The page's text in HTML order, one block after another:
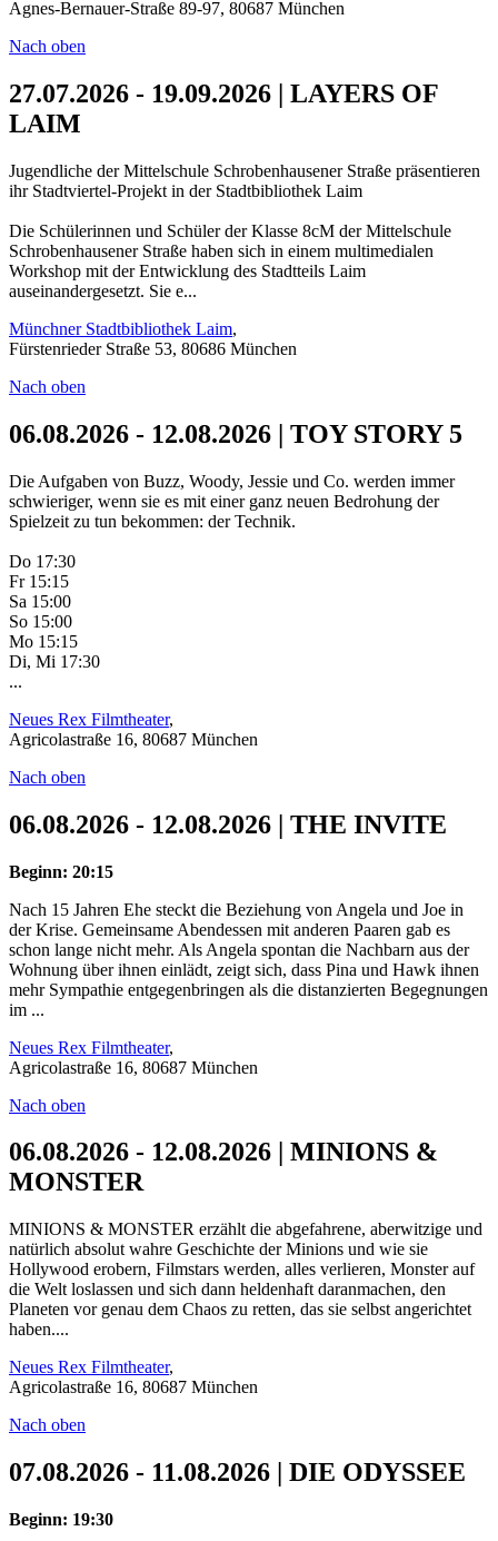
Agnes-Bernauer-Straße 89-97, 80687 München
Nach oben
27.07.2026 - 19.09.2026 | LAYERS OF
LAIM
Jugendliche der Mittelschule Schrobenhausener Straße präsentieren
ihr Stadtviertel-Projekt in der Stadtbibliothek Laim
Die Schülerinnen und Schüler der Klasse 8cM der Mittelschule
Schrobenhausener Straße haben sich in einem multimedialen
Workshop mit der Entwicklung des Stadtteils Laim
auseinandergesetzt. Sie e...
Münchner Stadtbibliothek Laim,
Fürstenrieder Straße 53, 80686 München
Nach oben
06.08.2026 - 12.08.2026 | TOY STORY 5
Die Aufgaben von Buzz, Woody, Jessie und Co. werden immer
schwieriger, wenn sie es mit einer ganz neuen Bedrohung der
Spielzeit zu tun bekommen: der Technik.
Do 17:30
Fr 15:15
Sa 15:00
So 15:00
Mo 15:15
Di, Mi 17:30
...
Neues Rex Filmtheater,
Agricolastraße 16, 80687 München
Nach oben
06.08.2026 - 12.08.2026 | THE INVITE
Beginn: 20:15
Nach 15 Jahren Ehe steckt die Beziehung von Angela und Joe in
der Krise. Gemeinsame Abendessen mit anderen Paaren gab es
schon lange nicht mehr. Als Angela spontan die Nachbarn aus der
Wohnung über ihnen einlädt, zeigt sich, dass Pina und Hawk ihnen
mehr Sympathie entgegenbringen als die distanzierten Begegnungen
im ...
Neues Rex Filmtheater,
Agricolastraße 16, 80687 München
Nach oben
06.08.2026 - 12.08.2026 | MINIONS &
MONSTER
MINIONS & MONSTER erzählt die abgefahrene, aberwitzige und
natürlich absolut wahre Geschichte der Minions und wie sie
Hollywood erobern, Filmstars werden, alles verlieren, Monster auf
die Welt loslassen und sich dann heldenhaft daranmachen, den
Planeten vor genau dem Chaos zu retten, das sie selbst angerichtet
haben....
Neues Rex Filmtheater,
Agricolastraße 16, 80687 München
Nach oben
07.08.2026 - 11.08.2026 | DIE ODYSSEE
Beginn: 19:30